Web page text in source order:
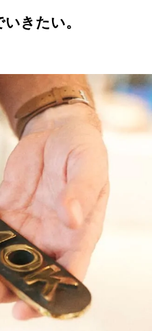
きたい。